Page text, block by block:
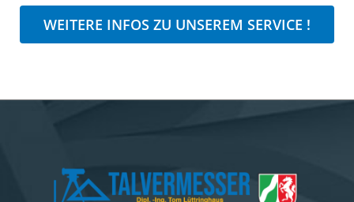
WEITERE INFOS ZU UNSEREM SERVICE !